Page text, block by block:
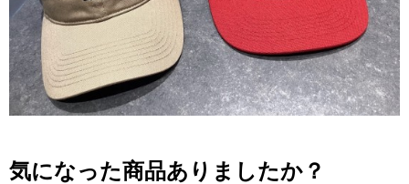
気になった商品ありましたか？